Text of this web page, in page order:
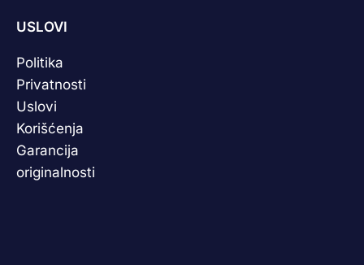
USLOVI
Politika
Privatnosti
Uslovi
Korišćenja
Garancija
originalnosti